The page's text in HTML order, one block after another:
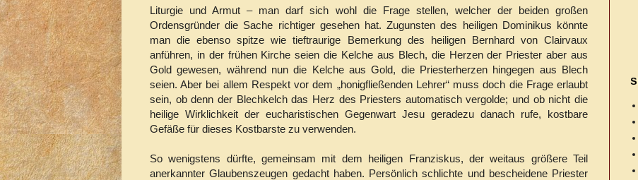
Liturgie und Armut – man darf sich wohl die Frage stellen, welcher der beiden großen
Ordensgründer die Sache richtiger gesehen hat. Zugunsten des heiligen Dominikus könnte
man die ebenso spitze wie tieftraurige Bemerkung des heiligen Bernhard von Clairvaux
anführen, in der frühen Kirche seien die Kelche aus Blech, die Herzen der Priester aber aus
Gold gewesen, während nun die Kelche aus Gold, die Priesterherzen hingegen aus Blech
seien. Aber bei allem Respekt vor dem „honigfließenden Lehrer“ muss doch die Frage erlaubt
sein, ob denn der Blechkelch das Herz des Priesters automatisch vergolde; und ob nicht die
heilige Wirklichkeit der eucharistischen Gegenwart Jesu geradezu danach rufe, kostbare
Gefäße für dieses Kostbarste zu verwenden.
So wenigstens dürfte, gemeinsam mit dem heiligen Franziskus, der weitaus größere Teil
anerkannter Glaubenszeugen gedacht haben. Persönlich schlichte und bescheidene Priester